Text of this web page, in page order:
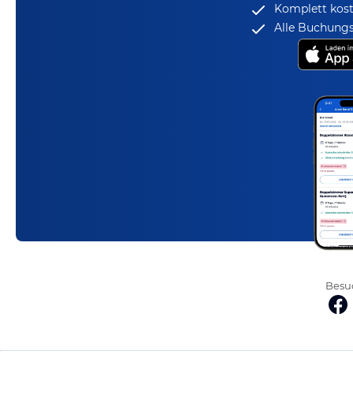
Komplett
Alle